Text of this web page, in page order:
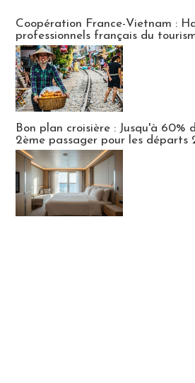
Coopération France-Vietnam :
professionnels français du
Bon plan croisière : Jusqu'à 60%
2ème passager pour les départs